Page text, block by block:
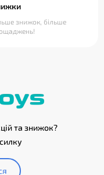
знижок, більше
та знижок?